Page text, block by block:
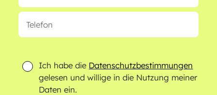
Ich habe die Datenschutzbestimmungen
gelesen und willige in die Nutzung meiner
Daten ein.